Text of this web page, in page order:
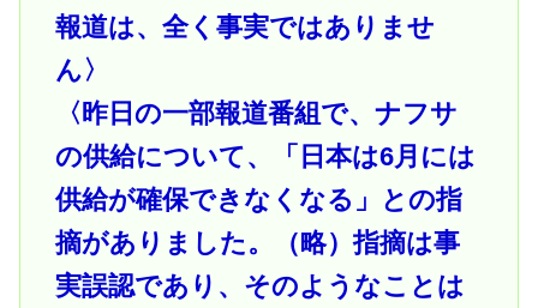
報道は、全く事実ではありませ
ん〉
〈昨日の一部報道番組で、ナフサ
の供給について、「日本は6月には
供給が確保できなくなる」との指
摘がありました。（略）指摘は事
実誤認であり、そのようなことは